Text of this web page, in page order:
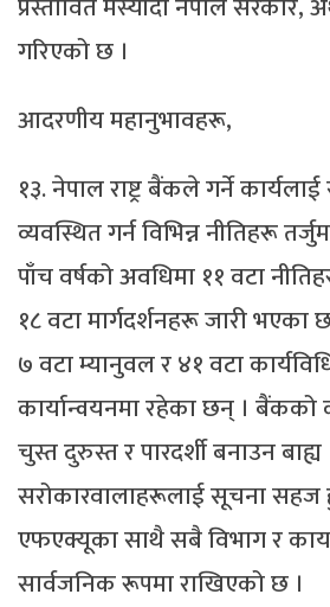
गरिएको छ ।
आदरणीय महानुभावहरू,
१३. नेपाल राष्ट्र बैंकले गर्ने
व्यवस्थित गर्न विभिन्न नीतिहरू
पाँच वर्षको अवधिमा ११ वटा
१८ वटा मार्गदर्शनहरू जारी भएका
७ वटा म्यानुवल र ४१ वटा
कार्यान्वयनमा रहेका छन् । बैंकको
चुस्त दुरुस्त र पारदर्शी बनाउन बाह्य
सरोकारवालाहरूलाई सूचना सहज
एफएक्यूका साथै सबै विभाग र
सार्वजनिक रूपमा राखिएको छ ।